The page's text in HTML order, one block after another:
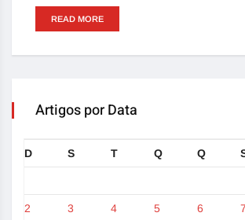
READ MORE
Artigos por Data
D S T Q Q
2 3 4 5 6 7